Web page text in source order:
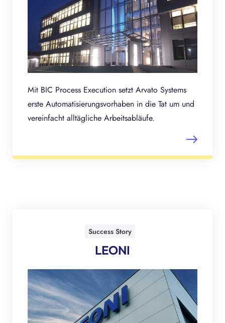
Mit BIC Process Execution setzt Arvato Systems
erste Automatisierungsvorhaben in die Tat um und
vereinfacht alltägliche Arbeitsabläufe.
Success Story
LEONI